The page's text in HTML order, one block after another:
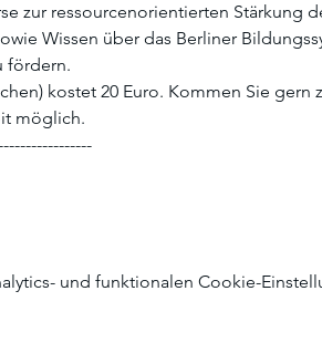
zur ressourcenorientierten Stärkung
Wissen über das Berliner
fördern.
kostet 20 Euro. Kommen Sie
möglich.
und funktionalen Cookie-